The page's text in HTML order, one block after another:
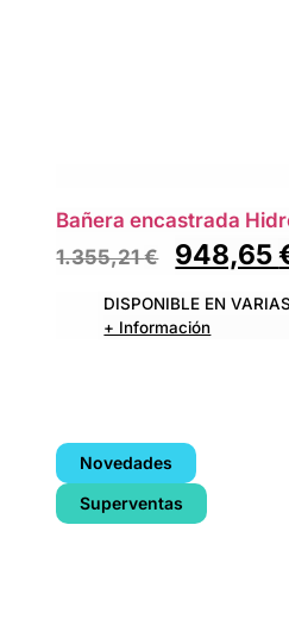
Bañera encastrada
1.355,21€ 948,65
DISPONIBLE EN
+ Información
Novedades
Superventas